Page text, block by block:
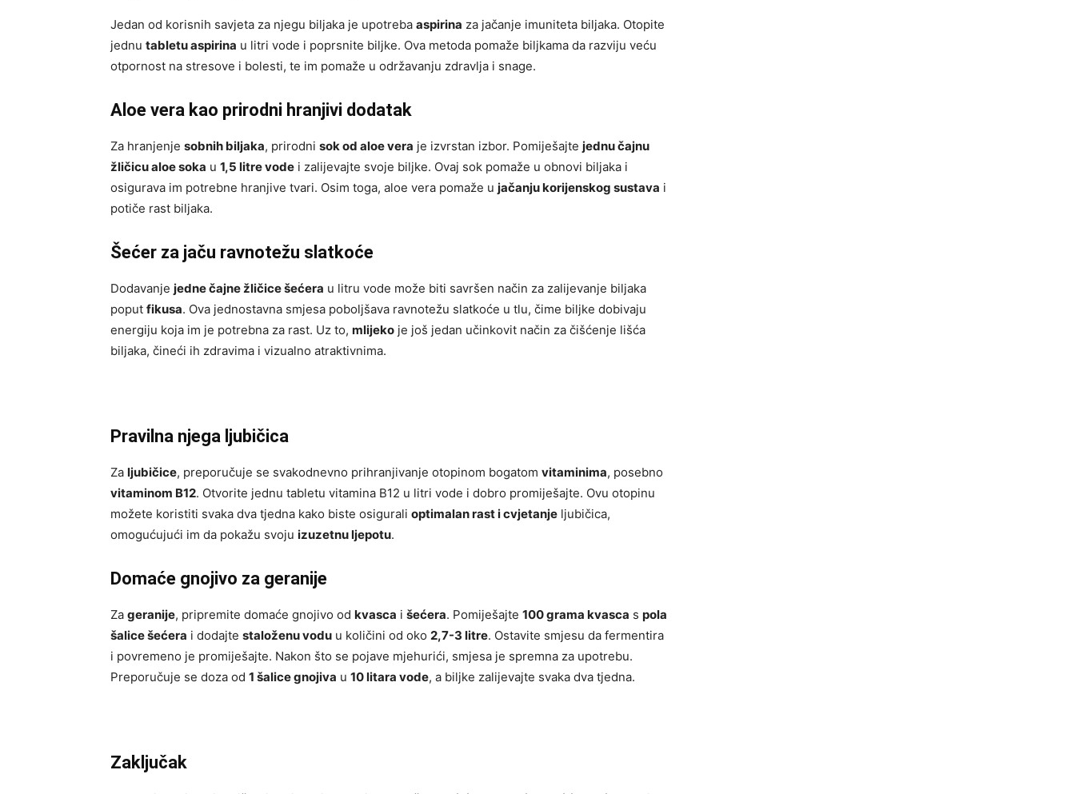
Jedan od korisnih savjeta za njegu biljaka je upotreba aspirina za jačanje imuniteta biljaka. Otopite
jednu tabletu aspirina u litri vode i poprsnite biljke. Ova metoda pomaže biljkama da razviju veću
otpornost na stresove i bolesti, te im pomaže u održavanju zdravlja i snage.
Aloe vera kao prirodni hranjivi dodatak
Za hranjenje sobnih biljaka, prirodni sok od aloe vera je izvrstan izbor. Pomiješajte jednu čajnu
žličicu aloe soka u 1,5 litre vode i zalijevajte svoje biljke. Ovaj sok pomaže u obnovi biljaka i
osigurava im potrebne hranjive tvari. Osim toga, aloe vera pomaže u jačanju korijenskog sustava i
potiče rast biljaka.
Šećer za jaču ravnotežu slatkoće
Dodavanje jedne čajne žličice šećera u litru vode može biti savršen način za zalijevanje biljaka
poput fikusa. Ova jednostavna smjesa poboljšava ravnotežu slatkoće u tlu, čime biljke dobivaju
energiju koja im je potrebna za rast. Uz to, mlijeko je još jedan učinkovit način za čišćenje lišća
biljaka, čineći ih zdravima i vizualno atraktivnima.
Pravilna njega ljubičica
Za ljubičice, preporučuje se svakodnevno prihranjivanje otopinom bogatom vitaminima, posebno
vitaminom B12. Otvorite jednu tabletu vitamina B12 u litri vode i dobro promiješajte. Ovu otopinu
možete koristiti svaka dva tjedna kako biste osigurali optimalan rast i cvjetanje ljubičica,
omogućujući im da pokažu svoju izuzetnu ljepotu.
Domaće gnojivo za geranije
Za geranije, pripremite domaće gnojivo od kvasca i šećera. Pomiješajte 100 grama kvasca s pola
šalice šećera i dodajte staloženu vodu u količini od oko 2,7-3 litre. Ostavite smjesu da fermentira
i povremeno je promiješajte. Nakon što se pojave mjehurići, smjesa je spremna za upotrebu.
Preporučuje se doza od 1 šalice gnojiva u 10 litara vode, a biljke zalijevajte svaka dva tjedna.
Zaključak